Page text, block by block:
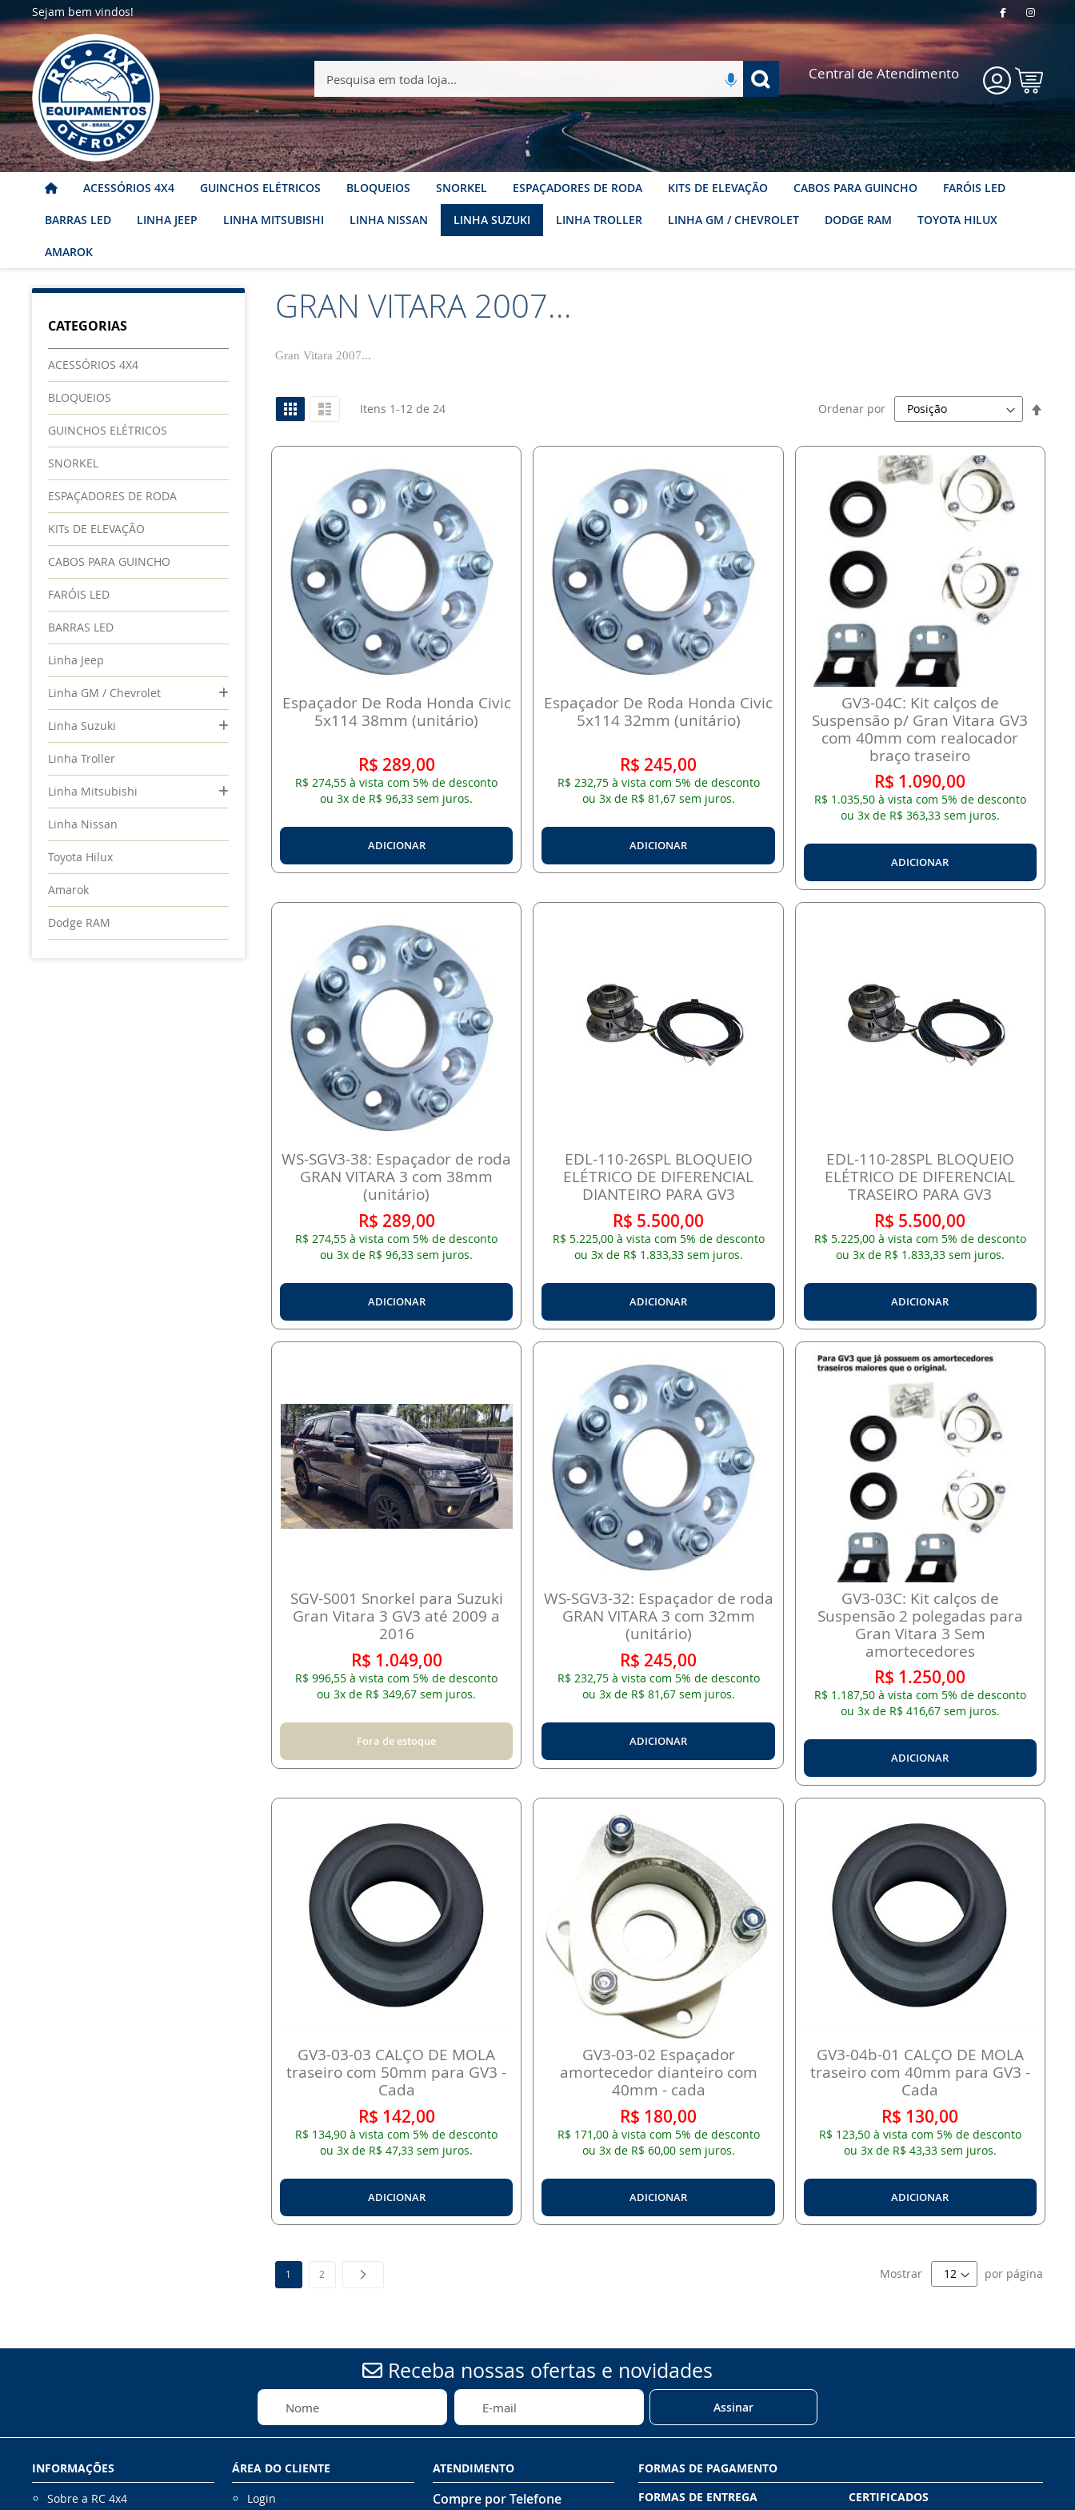
Sejam bem vindos!
Meu
Carrinho
Central de Atendimento
Pesquisa
ACESSÓRIOS 4X4 GUINCHOS ELÉTRICOS BLOQUEIOS SNORKEL ESPAÇADORES DE RODA KITS DE ELEVAÇÃO CABOS PARA GUINCHO FARÓIS LED
BARRAS LED LINHA JEEP LINHA MITSUBISHI LINHA NISSAN LINHA SUZUKI LINHA TROLLER LINHA GM / CHEVROLET DODGE RAM TOYOTA HILUX
AMAROK
Início Linha Suzuki Gran Vitara 2007...GRAN VITARA 2007...
Gran Vitara 2007...
Ver
como
GradeLista Itens 1-12de 24 Ordenar por
Espaçador De Roda Honda Civic
5x114 38mm (unitário)
R$ 289,00
R$ 274,55 à vista com 5% de desconto
ou 3x de R$ 96,33 sem juros.
ADICIONAR
Espaçador De Roda Honda Civic
5x114 32mm (unitário)
R$ 245,00
R$ 232,75 à vista com 5% de desconto
ou 3x de R$ 81,67 sem juros.
ADICIONAR
GV3-04C: Kit calços de
Suspensão p/ Gran Vitara GV3
com 40mm com realocador
braço traseiro
R$ 1.090,00
R$ 1.035,50 à vista com 5% de desconto
ou 3x de R$ 363,33 sem juros.
ADICIONAR
WS-SGV3-38: Espaçador de roda
GRAN VITARA 3 com 38mm
(unitário)
R$ 289,00
R$ 274,55 à vista com 5% de desconto
ou 3x de R$ 96,33 sem juros.
ADICIONAR
EDL-110-26SPL BLOQUEIO
ELÉTRICO DE DIFERENCIAL
DIANTEIRO PARA GV3
R$ 5.500,00
R$ 5.225,00 à vista com 5% de desconto
ou 3x de R$ 1.833,33 sem juros.
ADICIONAR
EDL-110-28SPL BLOQUEIO
ELÉTRICO DE DIFERENCIAL
TRASEIRO PARA GV3
R$ 5.500,00
R$ 5.225,00 à vista com 5% de desconto
ou 3x de R$ 1.833,33 sem juros.
ADICIONAR
SGV-S001 Snorkel para Suzuki
Gran Vitara 3 GV3 até 2009 a
2016
R$ 1.049,00
R$ 996,55 à vista com 5% de desconto
ou 3x de R$ 349,67 sem juros.
Fora de estoque
WS-SGV3-32: Espaçador de roda
GRAN VITARA 3 com 32mm
(unitário)
R$ 245,00
R$ 232,75 à vista com 5% de desconto
ou 3x de R$ 81,67 sem juros.
ADICIONAR
GV3-03C: Kit calços de
Suspensão 2 polegadas para
Gran Vitara 3 Sem
amortecedores
R$ 1.250,00
R$ 1.187,50 à vista com 5% de desconto
ou 3x de R$ 416,67 sem juros.
ADICIONAR
GV3-03-03 CALÇO DE MOLA
traseiro com 50mm para GV3 -
Cada
R$ 142,00
R$ 134,90 à vista com 5% de desconto
ou 3x de R$ 47,33 sem juros.
ADICIONAR
GV3-03-02 Espaçador
amortecedor dianteiro com
40mm - cada
R$ 180,00
R$ 171,00 à vista com 5% de desconto
ou 3x de R$ 60,00 sem juros.
ADICIONAR
GV3-04b-01 CALÇO DE MOLA
traseiro com 40mm para GV3 -
Cada
R$ 130,00
R$ 123,50 à vista com 5% de desconto
ou 3x de R$ 43,33 sem juros.
ADICIONAR
Página
Você esta lendo a pagina
1 Página
2 Mostrar por página
CATEGORIAS
ACESSÓRIOS 4X4
BLOQUEIOS
GUINCHOS ELÉTRICOS
SNORKEL
ESPAÇADORES DE RODA
KITs DE ELEVAÇÃO
CABOS PARA GUINCHO
FARÓIS LED
BARRAS LED
Linha Jeep
Linha GM / Chevrolet
Linha Suzuki
Linha Troller
Linha Mitsubishi
Linha Nissan
Toyota Hilux
Amarok
Dodge RAM
Receba nossas ofertas e novidades
Assinar
INFORMAÇÕES
Sobre a RC 4x4
ÁREA DO CLIENTE
Login
ATENDIMENTO
Compre por Telefone
FORMAS DE PAGAMENTO
FORMAS DE ENTREGA
CERTIFICADOS